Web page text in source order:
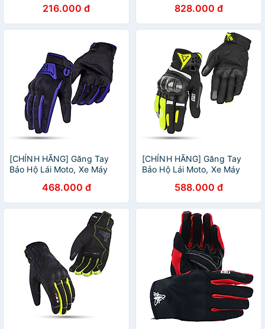
OFFICIAL216.000 đ
OFFICIAL828.000 đ
[CHÍNH HÃNG] Găng Tay
Bảo Hộ Lái Moto, Xe Máy
OFFICIAL468.000 đ
[CHÍNH HÃNG] Găng Tay
Bảo Hộ Lái Moto, Xe Máy
OFFICIAL588.000 đ